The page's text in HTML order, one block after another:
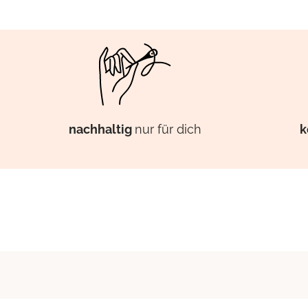
nachhaltig nur für dich